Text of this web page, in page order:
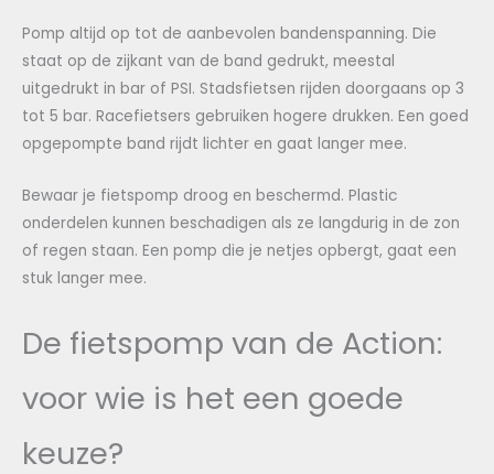
Pomp altijd op tot de aanbevolen bandenspanning. Die
staat op de zijkant van de band gedrukt, meestal
uitgedrukt in bar of PSI. Stadsfietsen rijden doorgaans op 3
tot 5 bar. Racefietsers gebruiken hogere drukken. Een goed
opgepompte band rijdt lichter en gaat langer mee.
Bewaar je fietspomp droog en beschermd. Plastic
onderdelen kunnen beschadigen als ze langdurig in de zon
of regen staan. Een pomp die je netjes opbergt, gaat een
stuk langer mee.
De fietspomp van de Action:
voor wie is het een goede
keuze?